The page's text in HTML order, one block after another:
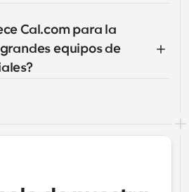
Cal.com para la
equipos de